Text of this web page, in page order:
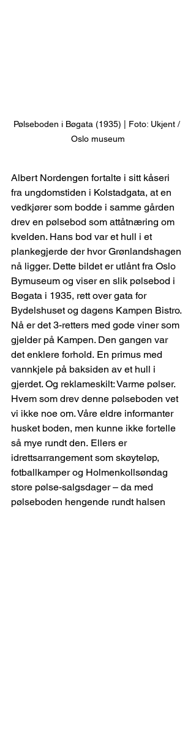
Pølseboden i Bøgata (1935) | Foto: Ukjent /
Oslo museum
Albert Nordengen fortalte i sitt kåseri
fra ungdomstiden i Kolstadgata, at en
vedkjører som bodde i samme gården
drev en pølsebod som attåtnæring om
kvelden. Hans bod var et hull i et
plankegjerde der hvor Grønlandshagen
nå ligger. Dette bildet er utlånt fra Oslo
Bymuseum og viser en slik pølsebod i
Bøgata i 1935, rett over gata for
Bydelshuset og dagens Kampen Bistro.
Nå er det 3-retters med gode viner som
gjelder på Kampen. Den gangen var
det enklere forhold. En primus med
vannkjele på baksiden av et hull i
gjerdet. Og reklameskilt: Varme pølser.
Hvem som drev denne pølseboden vet
vi ikke noe om. Våre eldre informanter
husket boden, men kunne ikke fortelle
så mye rundt den. Ellers er
idrettsarrangement som skøyteløp,
fotballkamper og Holmenkollsøndag
store pølse-salgsdager – da med
pølseboden hengende rundt halsen